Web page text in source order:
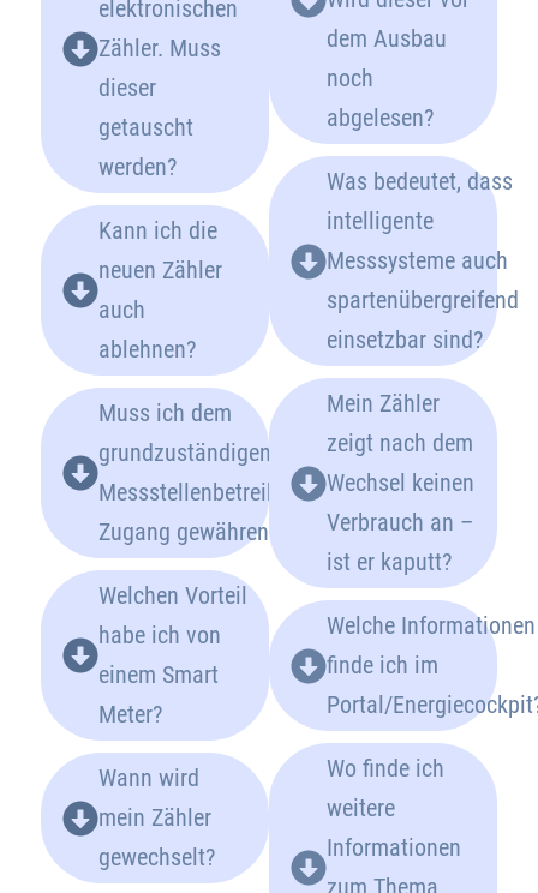
elektronischen
Zähler. Muss
dieser
getauscht
werden?
Kann ich die
neuen Zähler
auch
ablehnen?
Muss ich dem
grundzuständigen
Messstellenbetreiber
Zugang gewähren?
Welchen Vorteil
habe ich von
einem Smart
Meter?
Wann wird
mein Zähler
gewechselt?
dem Ausbau
noch
abgelesen?
Was bedeutet, dass
intelligente
Messsysteme auch
spartenübergreifend
einsetzbar sind?
Mein Zähler
zeigt nach dem
Wechsel keinen
Verbrauch an –
ist er kaputt?
Welche Informationen
finde ich im
Portal/
Wo finde ich
weitere
Informationen